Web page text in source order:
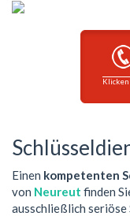
Einen kompetenten
von Neureut finden
ausschließlich